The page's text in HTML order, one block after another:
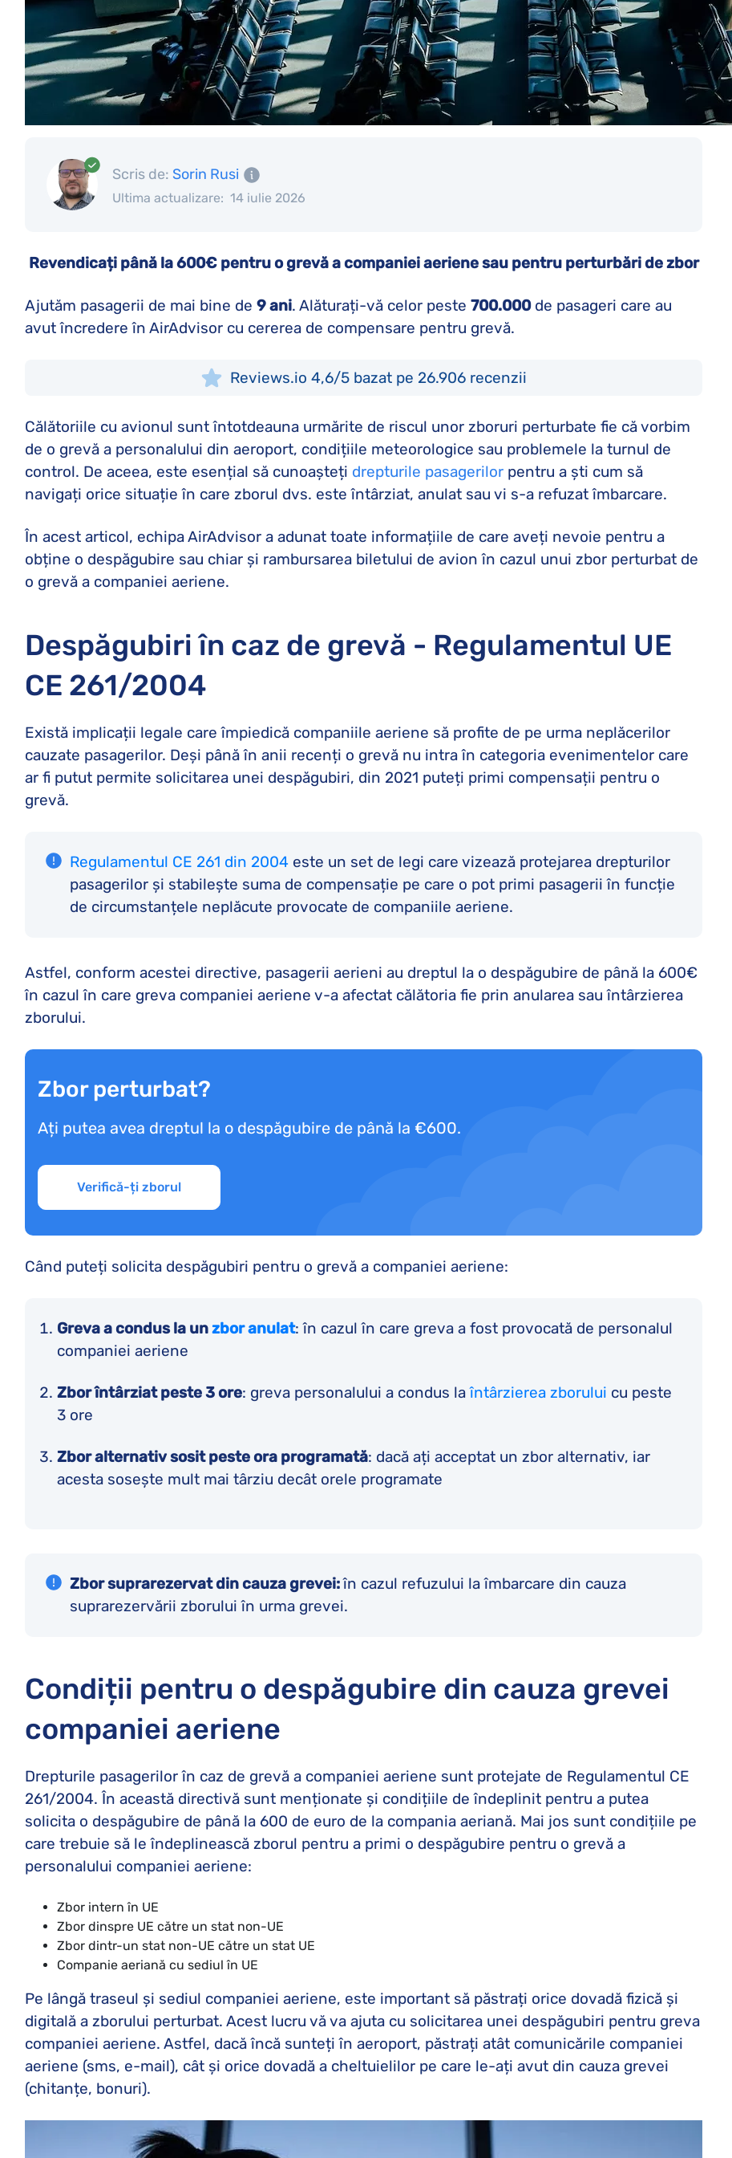
Scris de: Sorin Rusi
Ultima actualizare: 14 iulie 2026
Revendicați până la 600€ pentru o grevă a companiei aeriene sau pentru perturbări de zbor
Ajutăm pasagerii de mai bine de 9 ani. Alăturați-vă celor peste 700.000de pasageri care au
avut încredere în AirAdvisor cu cererea de compensare pentru grevă.
Reviews.io 4,6/5 bazat pe 26.906 recenzii
Călătoriile cu avionul sunt întotdeauna urmărite de riscul unor zboruri perturbate fie că vorbim
de o grevă a personalului din aeroport, condițiile meteorologice sau problemele la turnul de
control. De aceea, este esențial să cunoașteți drepturile pasagerilor pentru a ști cum să
navigați orice situație în care zborul dvs. este întârziat, anulat sau vi s-a refuzat îmbarcare.
În acest articol, echipa AirAdvisor a adunat toate informațiile de care aveți nevoie pentru a
obține o despăgubire sau chiar și rambursarea biletului de avion în cazul unui zbor perturbat de
o grevă a companiei aeriene.
Despăgubiri în caz de grevă - Regulamentul UE
CE 261/2004
Există implicații legale care împiedică companiile aeriene să profite de pe urma neplăcerilor
cauzate pasagerilor. Deși până în anii recenți o grevă nu intra în categoria evenimentelor care
ar fi putut permite solicitarea unei despăgubiri, din 2021 puteți primi compensații pentru o
grevă.
Regulamentul CE 261 din 2004 este un set de legi care vizează protejarea drepturilor
pasagerilor și stabilește suma de compensație pe care o pot primi pasagerii în funcție
de circumstanțele neplăcute provocate de companiile aeriene.
Astfel, conform acestei directive, pasagerii aerieni au dreptul la o despăgubire de până la 600€
în cazul în care greva companiei aeriene v-a afectat călătoria fie prin anularea sau întârzierea
zborului.
Zbor perturbat?
Ați putea avea dreptul la o despăgubire de până la €600.
Verifică-ți zborul
Când puteți solicita despăgubiri pentru o grevă a companiei aeriene:
Greva a condus la unzbor anulat: în cazul în care greva a fost provocată de personalul
companiei aeriene
Zbor întârziat peste 3 ore: greva personalului a condus laîntârzierea zborului cu peste
3 ore
Zbor alternativ sosit peste ora programată: dacă ați acceptat un zbor alternativ, iar
acesta sosește mult mai târziu decât orele programate
Zbor suprarezervat din cauza grevei:în cazul refuzului la îmbarcare din cauza
suprarezervării zborului în urma grevei.
Condiții pentru o despăgubire din cauza grevei
companiei aeriene
Drepturile pasagerilor în caz de grevă a companiei aeriene sunt protejate de Regulamentul CE
261/2004. În această directivă sunt menționate și condițiile de îndeplinit pentru a putea
solicita o despăgubire de până la 600 de euro de la compania aeriană. Mai jos sunt condițiile pe
care trebuie să le îndeplinească zborul pentru a primi o despăgubire pentru o grevă a
personalului companiei aeriene:
Zbor intern în UE
Zbor dinspre UE către un stat non-UE
Zbor dintr-un stat non-UE către un stat UE
Companie aeriană cu sediul în UE
Pe lângă traseul și sediul companiei aeriene, este important să păstrați orice dovadă fizică și
digitală a zborului perturbat. Acest lucru vă va ajuta cu solicitarea unei despăgubiri pentru greva
companiei aeriene. Astfel, dacă încă sunteți în aeroport, păstrați atât comunicările companiei
aeriene (sms, e-mail), cât și orice dovadă a cheltuielilor pe care le-ați avut din cauza grevei
(chitanțe, bonuri).